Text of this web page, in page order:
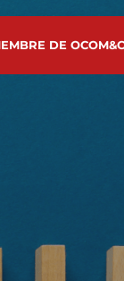
DE